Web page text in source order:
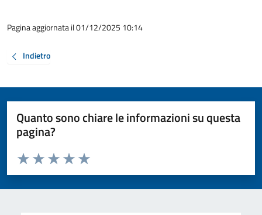
Pagina aggiornata il 01/12/2025 10:14
Indietro
Quanto sono chiare le informazioni su questa
pagina?
Valuta da 1 a 5 stelle la pagina
Valuta 5 stelle su 5
Valuta 4 stelle su 5
Valuta 3 stelle su 5
Valuta 2 stelle su 5
Valuta 1 stelle su 5